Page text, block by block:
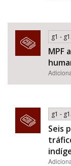
g1 -
MPF
g1 -
Seis